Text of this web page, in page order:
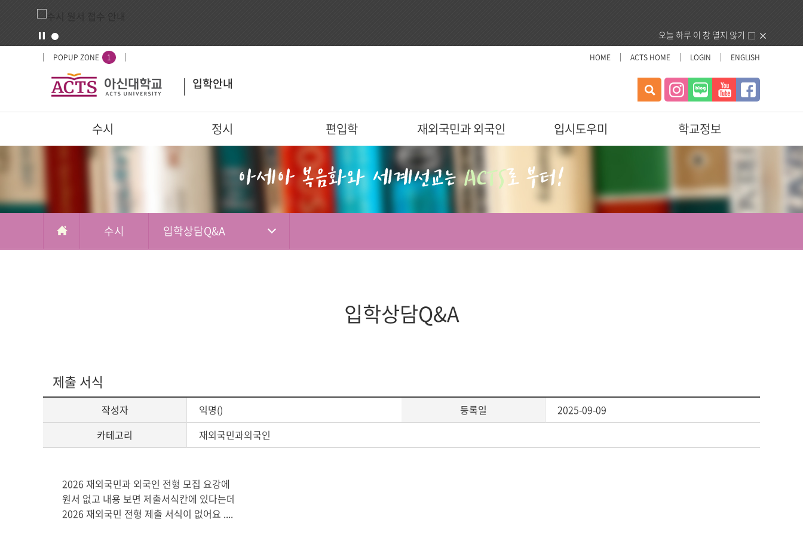
오늘 하루 이 창 열지 않기
POPUP ZONE 1 HOME ACTS HOME LOGIN ENGLISH
입학안내
서
수시 정시 편입학 재외국민과 외국인 입시도우미
학교정보
부가메뉴
학교정보
색
미
수시 입학상담Q&A
입학상담Q&A
제출 서식
작성자 익명() 등록일
2025-09-09
카테고리
재외국민과외국인
게
시
글
2026 재외국민과 외국인 전형 모집 요강에
원서 없고 내용 보면 제출서식칸에 있다는데
2026 재외국민 전형 제출 서식이 없어요 ....